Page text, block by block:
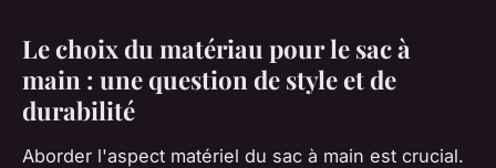
Le choix du matériau pour le sac à
main : une question de style et de
durabilité
Aborder l'aspect matériel du sac à main est crucial.